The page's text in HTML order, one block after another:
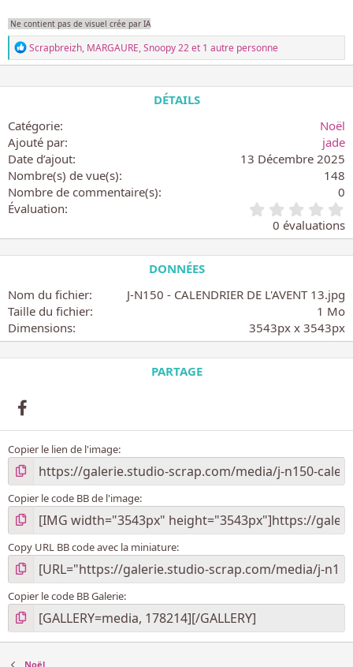
Ne contient pas de visuel crée par IA
L
e
r
c
t
i
o
n
:
Scrapbreizh, MARGAURE,Snoopy 22et 1 autre personne
DÉTAILS
Catégorie
Noël
Ajouté par
jade
Date d’ajout
13 Décembre 2025
Nombre(s) de vue(s)
148
Nombre de commentaire(s)
0
Évaluation
.
0
0
i
l
e
s
0 évaluations
DONNÉES
Nom du fichier
J-N150 - CALENDRIER DE L'AVENT 13.jpg
Taille du fichier
1 Mo
Dimensions
3543px x 3543px
PARTAGE
Copier le lien de l'image
Copier le code BB de l'image
Copy URL BB code avec la miniature
Copier le code BB Galerie
Noël